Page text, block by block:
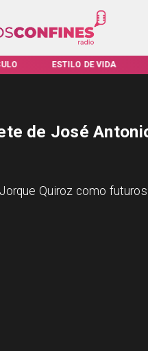
ESTILO DE VIDA
de José
Quiroz como futuros